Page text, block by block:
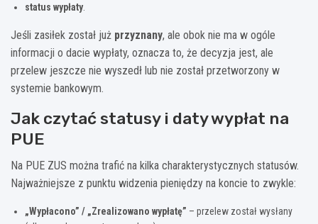
status wypłaty.
Jeśli zasiłek został już przyznany, ale obok nie ma w ogóle
informacji o dacie wypłaty, oznacza to, że decyzja jest, ale
przelew jeszcze nie wyszedł lub nie został przetworzony w
systemie bankowym.
Jak czytać statusy i daty wypłat na
PUE
Na PUE ZUS można trafić na kilka charakterystycznych statusów.
Najważniejsze z punktu widzenia pieniędzy na koncie to zwykle:
„Wypłacono” / „Zrealizowano wypłatę” – przelew został wysłany